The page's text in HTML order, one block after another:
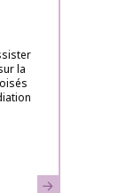
la
En savoir plus